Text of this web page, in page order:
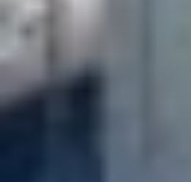
ακριβώς πόσο «ήσυχο» ήταν
15, ωστόσο, έφερε ειδικό
Ο Μάικλ Κρατσιος, Βοηθός του
της διαχρονικής ηγεσίας της